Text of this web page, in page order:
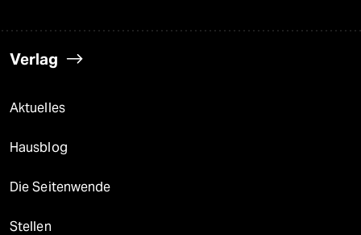
Verlag
Aktuelles
Hausblog
Die Seitenwende
Stellen